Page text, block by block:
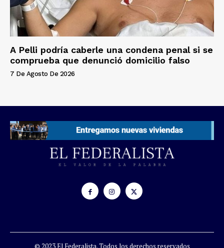
A Pelli podría caberle una condena penal si se
comprueba que denunció domicilio falso
7 De Agosto De 2026
© 2023 El Federalista. Todos los derechos reservados